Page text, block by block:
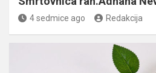
4 sedmice ago Redakcija